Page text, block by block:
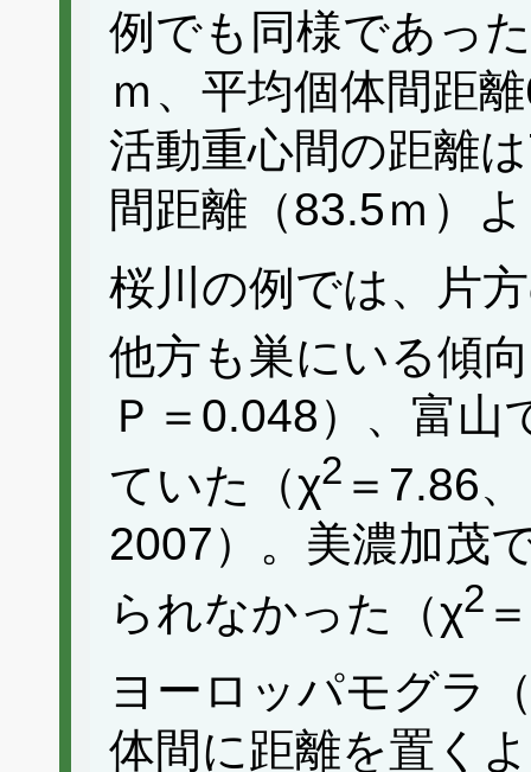
例でも同様であっ
ｍ、平均個体間距
活動重心間の距離
間距離（83.5ｍ）
桜川の例では、片
他方も巣にいる傾
Ｐ＝0.048）、富
ていた（χ2 ＝7.86
2007）。美濃加茂
られなかった（χ2
ヨーロッパモグラ
体間に距離を置く